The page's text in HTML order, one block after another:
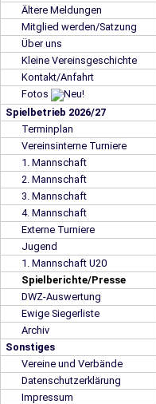
Ältere Meldungen
Mitglied werden/Satzung
Über uns
Kleine Vereinsgeschichte
Kontakt/Anfahrt
Fotos
Spielbetrieb 2026/27
Terminplan
Vereinsinterne Turniere
1. Mannschaft
2. Mannschaft
3. Mannschaft
4. Mannschaft
Externe Turniere
Jugend
1. Mannschaft U20
Spielberichte/Presse
DWZ-Auswertung
Ewige Siegerliste
Archiv
Sonstiges
Vereine und Verbände
Datenschutzerklärung
Impressum